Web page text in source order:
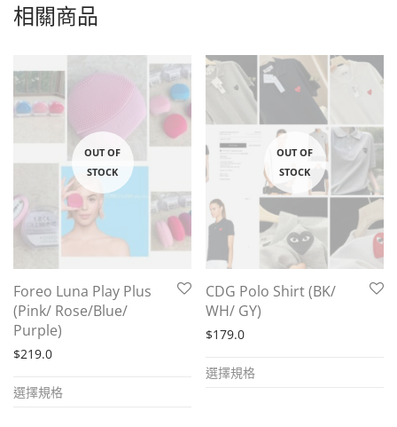
相關商品
Foreo Luna Play Plus
(Pink/ Rose/Blue/
Purple)
$219.0
選擇規格
product
CDG Polo Shirt (BK/
WH/ GY)
$179.0
選擇規格
product